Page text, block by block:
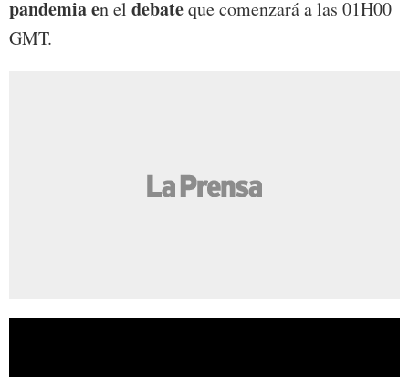
pandemia en el debateque comenzará a las 01H00
GMT.